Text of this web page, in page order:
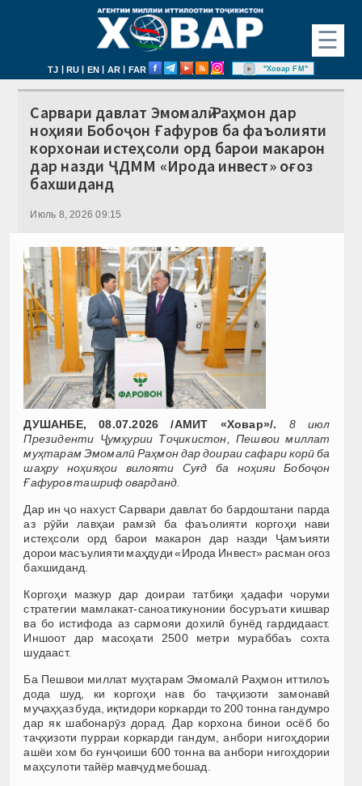
☰
TJ | RU | EN | AR | FAR "Ховар FM"
Сарвари давлат Эмомалӣ Раҳмон дар
ноҳияи Бобоҷон Ғафуров ба фаъолияти
корхонаи истеҳсоли орд барои макарон
дар назди ҶДММ «Ирода инвест» оғоз
бахшиданд
Июль 8, 2026 09:15
ДУШАНБЕ, 08.07.2026 /АМИТ «Ховар»/.
8 июл
Президенти Ҷумҳурии Тоҷикистон, Пешвои миллат
муҳтарам Эмомалӣ Раҳмон дар доираи сафари корӣ ба
шаҳру ноҳияҳои вилояти Суғд ба ноҳияи Бобоҷон
Ғафуров ташриф оварданд.
Дар ин ҷо нахуст Сарвари давлат бо бардоштани парда
аз рӯйи лавҳаи рамзӣ ба фаъолияти коргоҳи нави
истеҳсоли орд барои макарон дар назди Ҷамъияти
дорои масъулияти маҳдуди «Ирода Инвест» расман оғоз
бахшиданд.
Коргоҳи мазкур дар доираи татбиқи ҳадафи чоруми
стратегии мамлакат-саноатикунонии босуръати кишвар
ва бо истифода аз сармояи дохилӣ бунёд гардидааст.
Иншоот дар масоҳати 2500 метри мураббаъ сохта
шудааст.
Ба Пешвои миллат муҳтарам Эмомалӣ Раҳмон иттилоъ
дода шуд, ки коргоҳи нав бо таҷҳизоти замонавӣ
муҷаҳҳаз буда, иқтидори коркарди то 200 тонна гандумро
дар як шабонарӯз дорад. Дар корхона бинои осёб бо
таҷҳизоти пурраи коркарди гандум, анбори нигоҳдории
ашёи хом бо ғунҷоиши 600 тонна ва анбори нигоҳдории
маҳсулоти тайёр мавҷуд мебошад.